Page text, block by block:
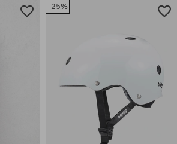
Elérhető méretek:
-25%